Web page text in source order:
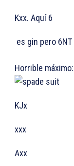
Kxx. Aquí 6
es gin pero
Horrible máximo:
KJx
xxx
Axx